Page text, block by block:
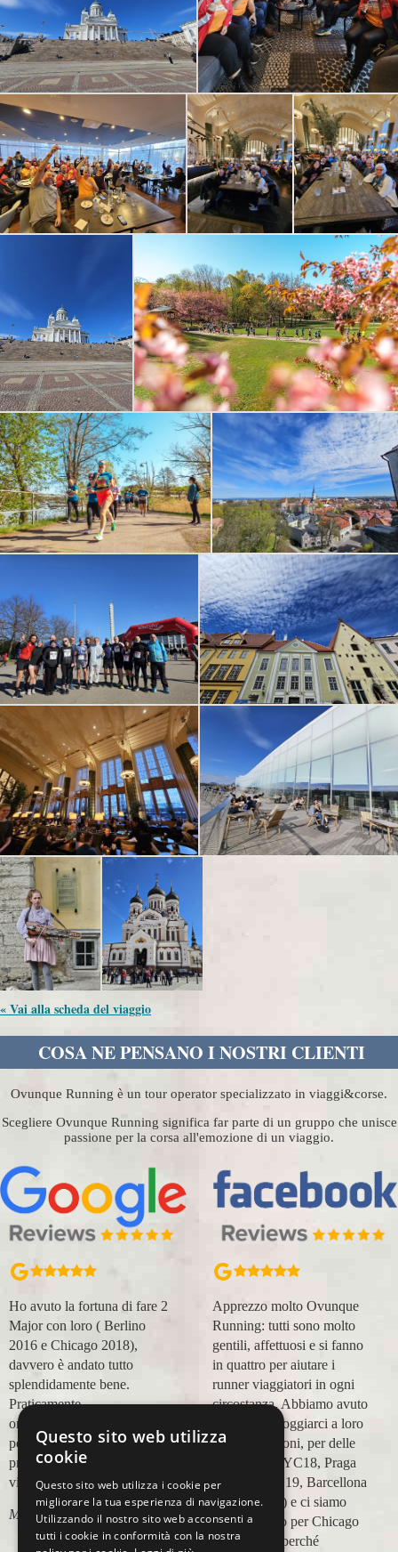
« Vai alla scheda del viaggio
COSA NE PENSANO I NOSTRI CLIENTI
Ovunque Running è un tour operator specializzato in viaggi&corse.
Scegliere Ovunque Running significa far parte di un gruppo che unisce
passione per la corsa all'emozione di un viaggio.
Ho avuto la fortuna di fare 2
Major con loro ( Berlino
2016 e Chicago 2018),
davvero è andato tutto
splendidamente bene.
Praticamente
organizzazione
perfetta,dalla
prenotazione,mesi prima,al
viaggio.
Marco Ceseri
Apprezzo molto Ovunque
Running: tutti sono molto
gentili, affettuosi e si fanno
in quattro per aiutare i
runner viaggiatori in ogni
circostanza. Abbiamo avuto
modo di appoggiarci a loro
in più occasioni, per delle
maratone (NYC18, Praga
19, Valencia 19, Barcellona
21, NYC 22) e ci siamo
affidati a loro per Chicago
23 (ottobre) perché
Questo sito web utilizza
cookie
Questo sito web utilizza i cookie per
migliorare la tua esperienza di navigazione.
Utilizzando il nostro sito web acconsenti a
tutti i cookie in conformità con la nostra